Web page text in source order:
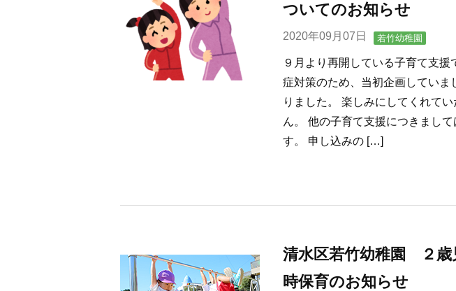
ついてのお知らせ
2020年09月07日 若竹幼稚園
９月より再開している子育て支援
症対策のため、当初企画していま
りました。 楽しみにしてくれて
ん。 他の子育て支援につきまし
す。 申し込みの […]
清水区若竹幼稚園 ２歳
時保育のお知らせ